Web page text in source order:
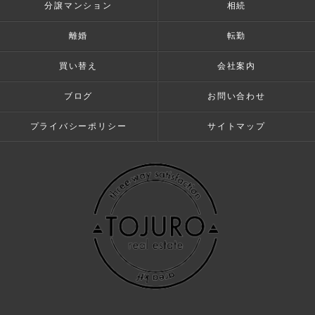
分譲マンション 相続
離婚 転勤
買い替え 会社案内
ブログ お問い合わせ
プライバシーポリシー サイトマップ